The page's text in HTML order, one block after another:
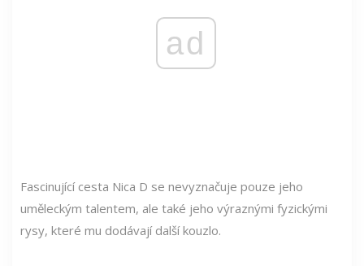
ad
Fascinující cesta Nica D se nevyznačuje pouze jeho
uměleckým talentem, ale také jeho výraznými fyzickými
rysy, které mu dodávají další kouzlo.